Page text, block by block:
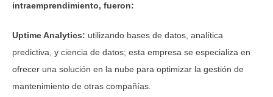
intraemprendimiento, fueron:
Uptime Analytics: utilizando bases de datos, analítica
predictiva, y ciencia de datos; esta empresa se especializa en
ofrecer una solución en la nube para optimizar la gestión de
mantenimiento de otras compañías.